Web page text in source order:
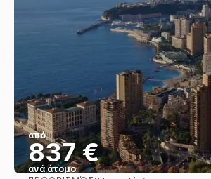
από
837 €
ανά άτομο